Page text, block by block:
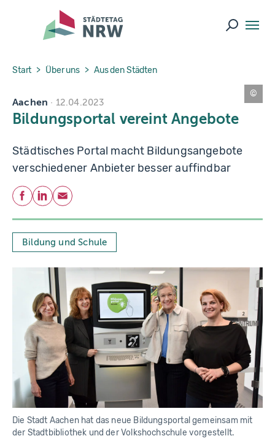
Skip to main navigation
Skip to main content
Skip to page footer
Suche
You are here:
Start Über uns Aus den Städten
Aachen 12.04.2023
Bildungsportal vereint Angebote
Städtisches Portal macht Bildungsangebote
verschiedener Anbieter besser auffindbar
Teilen
Facebook
LinkedIn
E-Mail
Bildung und Schule
S
d
H
m
n
Die Stadt Aachen hat das neue Bildungsportal gemeinsam mit
der Stadtbibliothek und der Volkshochschule vorgestellt.